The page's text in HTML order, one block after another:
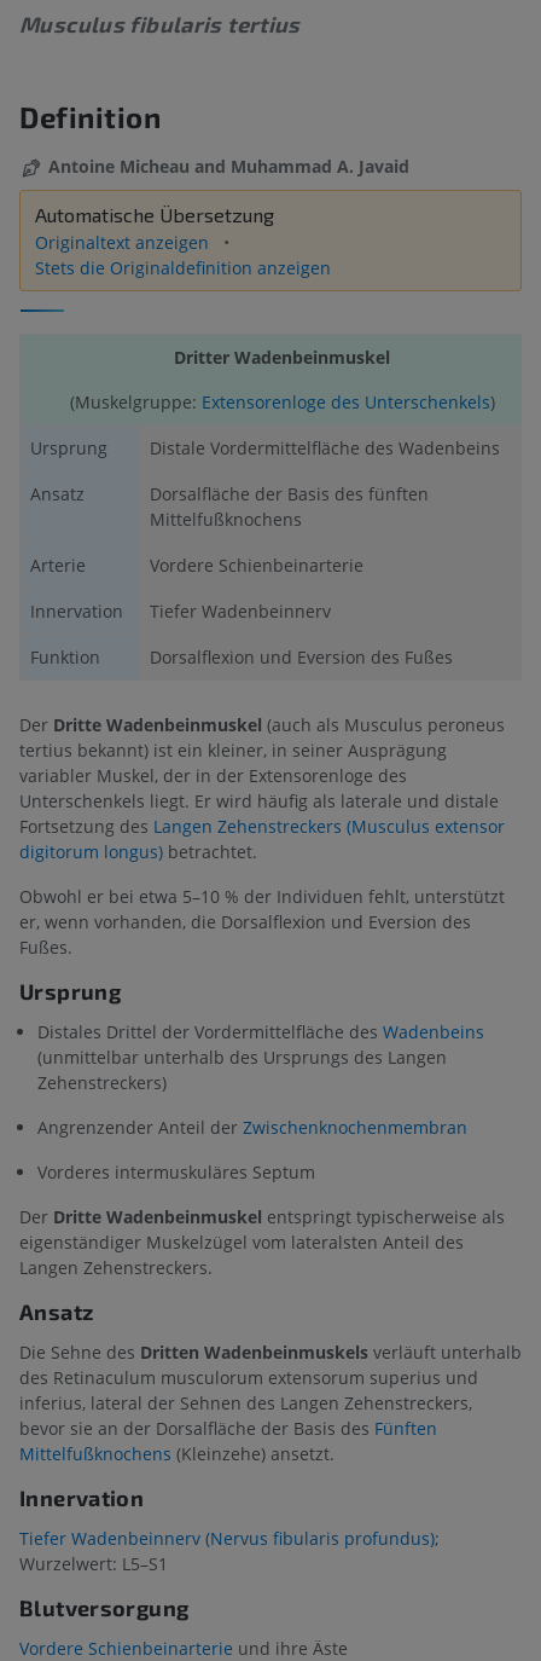
Musculus fibularis tertius
Definition
Antoine Micheau and Muhammad A. Javaid
Automatische Übersetzung
Originaltext anzeigen
Stets die Originaldefinition anzeigen
Dritter Wadenbeinmuskel
(Muskelgruppe: Extensorenloge des Unterschenkels)
Ursprung
Distale Vordermittelfläche des Wadenbeins
Ansatz
Dorsalfläche der Basis des fünften
Mittelfußknochens
Arterie
Vordere Schienbeinarterie
Innervation
Tiefer Wadenbeinnerv
Funktion
Dorsalflexion und Eversion des Fußes
Der Dritte Wadenbeinmuskel (auch als Musculus peroneus
tertius bekannt) ist ein kleiner, in seiner Ausprägung
variabler Muskel, der in der Extensorenloge des
Unterschenkels liegt. Er wird häufig als laterale und distale
Fortsetzung des Langen Zehenstreckers (Musculus extensor
digitorum longus) betrachtet.
Obwohl er bei etwa 5–10 % der Individuen fehlt, unterstützt
er, wenn vorhanden, die Dorsalflexion und Eversion des
Fußes.
Ursprung
Distales Drittel der Vordermittelfläche des Wadenbeins
(unmittelbar unterhalb des Ursprungs des Langen
Zehenstreckers)
Angrenzender Anteil der Zwischenknochenmembran
Vorderes intermuskuläres Septum
Der Dritte Wadenbeinmuskel entspringt typischerweise als
eigenständiger Muskelzügel vom lateralsten Anteil des
Langen Zehenstreckers.
Ansatz
Die Sehne des Dritten Wadenbeinmuskels verläuft unterhalb
des Retinaculum musculorum extensorum superius und
inferius, lateral der Sehnen des Langen Zehenstreckers,
bevor sie an der Dorsalfläche der Basis des Fünften
Mittelfußknochens (Kleinzehe) ansetzt.
Innervation
Tiefer Wadenbeinnerv (Nervus fibularis profundus);
Wurzelwert: L5–S1
Blutversorgung
Vordere Schienbeinarterie und ihre Äste